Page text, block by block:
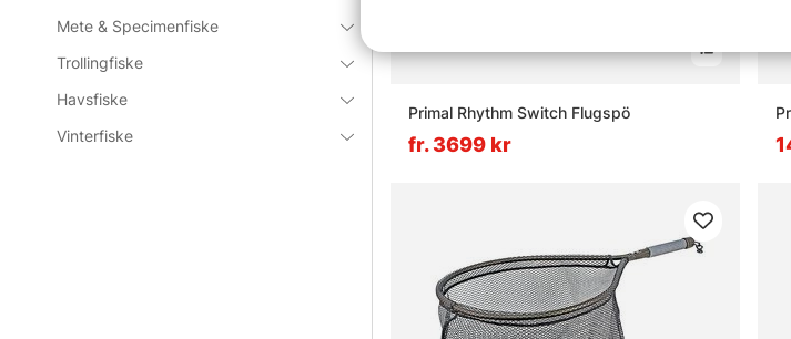
Mete & Specimenfiske
Trollingfiske
Havsfiske
Vinterfiske
Vad är vadarbyxor och varför används de?
Primal Rhythm Switch Flugspö
fr. 3699 kr